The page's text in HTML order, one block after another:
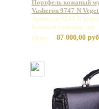
Портфель кожаный
Vasheron 9747-N
Артикул: 9747 N
Базовая единица: шт
Цена:
87 000,00